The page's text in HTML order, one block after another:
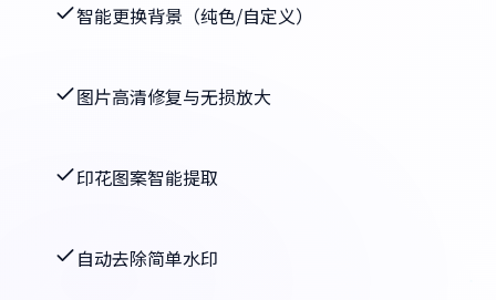
智能更换背景（纯色/自定义）
图片高清修复与无损放大
印花图案智能提取
自动去除简单水印